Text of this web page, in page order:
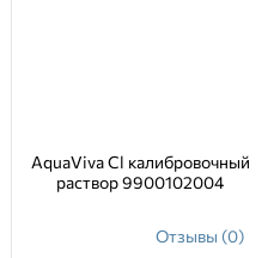
AquaViva Cl калибровочный
раствор 9900102004
Отзывы (0)